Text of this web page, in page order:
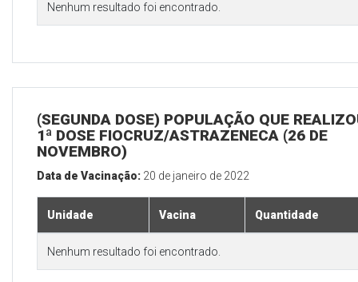
Nenhum resultado foi encontrado.
(SEGUNDA DOSE) POPULAÇÃO QUE
1ª DOSE FIOCRUZ/ASTRAZENECA (26 DE
NOVEMBRO)
Data de Vacinação: 20 de janeiro de 2022
Unidade Vacina Quantidade
Nenhum resultado foi encontrado.